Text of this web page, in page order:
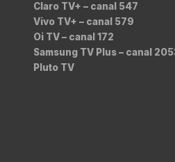
Claro TV+ – canal 547
Vivo TV+ – canal 579
Oi TV – canal 172
Samsung TV Plus – canal
Pluto TV